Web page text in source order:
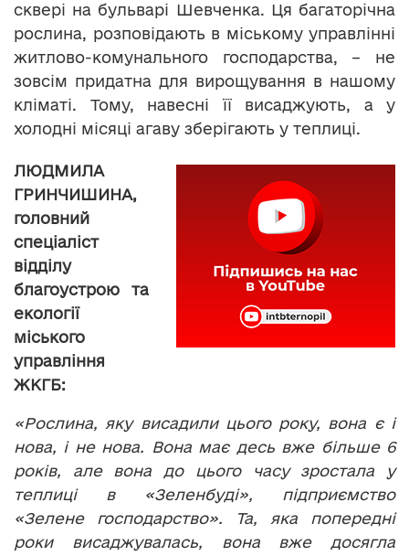
сквері на бульварі Шевченка. Ця багаторічна
рослина, розповідають в міському управлінні
житлово-комунального господарства, – не
зовсім придатна для вирощування в нашому
кліматі. Тому, навесні її висаджують, а у
холодні місяці агаву зберігають у теплиці.
ЛЮДМИЛА
ГРИНЧИШИНА,
головний
спеціаліст
відділу
благоустрою та
екології
міського
управління
ЖКГБ:
«Рослина, яку висадили цього року, вона є і
нова, і не нова. Вона має десь вже більше 6
років, але вона до цього часу зростала у
теплиці в «Зеленбуді», підприємство
«Зелене господарство». Та, яка попередні
роки висаджувалась, вона вже досягла